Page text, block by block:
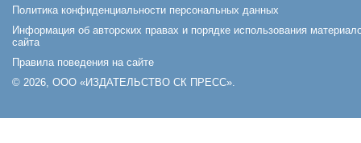
Политика конфиденциальности персональных данных
Информация об авторских правах и порядке использования
сайта
Правила поведения на сайте
© 2026, ООО «ИЗДАТЕЛЬСТВО СК ПРЕСС».